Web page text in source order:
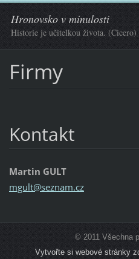
Hronovsko v minulosti
Historie je učitelkou života. (Cicero)
Firmy
Kontakt
Martin GULT
mgult@seznam.cz
© 2011 Všechna
Vytvořte si webové stránky